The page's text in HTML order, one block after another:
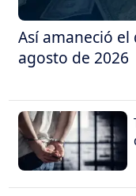
Así amaneció
agosto de 2026